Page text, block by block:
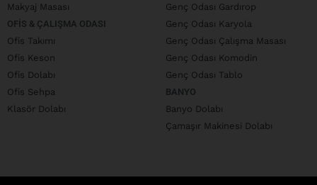
Makyaj Masası
OFIS & ÇALIŞMA ODASI
Ofis Takımı
Ofis Keson
Ofis Dolabı
Ofis Sehpa
Klasör Dolabı
Genç Odası Gardırop
Genç Odası Karyola
Genç Odası Çalışma Masası
Genç Odası Komodin
Genç Odası Tablo
BANYO
Banyo Dolabı
Çamaşır Makinesi Dolabı